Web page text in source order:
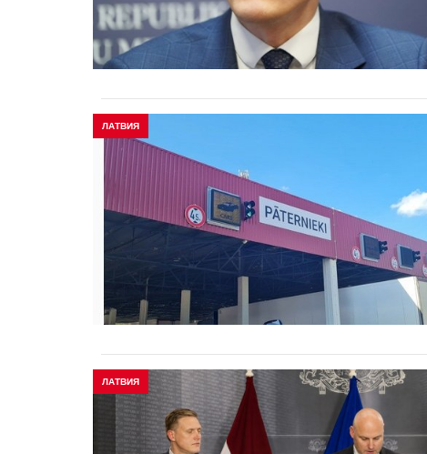
ЛАТВИЯ
ЛАТВИЯ